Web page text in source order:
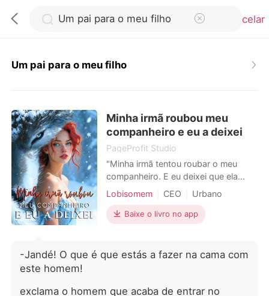
Cancelar
Loja
Histórico
Sair
Um pai para o meu filho
Minha irmã roubou meu
companheiro e eu a deixei
PageProfit Studio
"Minha irmã tentou roubar o meu
companheiro. E eu deixei que ela
ficasse com ele." Nascida sem uma
sua Alcateia. Até que, em uma noite
de bebedeira, engravidou e casou-se
nunca a quis. Mas o casamento
ela suportou a humilhação de não ter
Lobisomem CEO Urbano
Baixe o livro no app
-Jandé! O que é que estás a fazer na cama com
este homem!
exclama o homem que acaba de entrar no